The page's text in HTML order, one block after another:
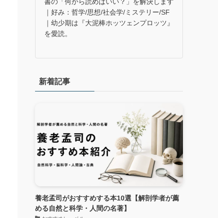
｜好み：哲学/思想/社会学/ミステリー/SF
｜幼少期は『大泥棒ホッツェンプロッツ』
を愛読。
新着記事
養老孟司がおすすめする本10選【解剖学者が薦
める自然と科学・人間の名著】